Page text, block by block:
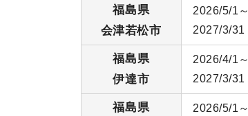
福島県
会津若松市
2026/5/1～
2027/3/31
福島県
伊達市
2026/4/1～
2027/3/31
福島県
2026/5/1～